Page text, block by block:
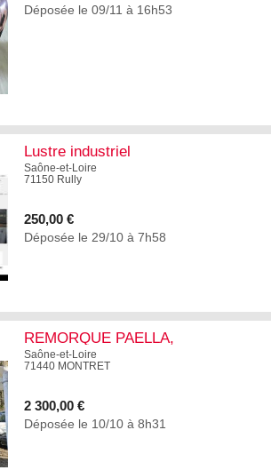
Déposée le 09/11 à 16h53
Lustre industriel
Saône-et-Loire
71150 Rully
250,00 €
Déposée le 29/10 à 7h58
REMORQUE PAELLA,
COUSCOUS...
Saône-et-Loire
71440 MONTRET
2 300,00 €
Déposée le 10/10 à 8h31